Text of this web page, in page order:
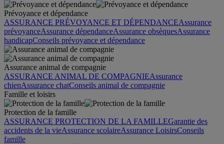
Prévoyance et dépendance
ASSURANCE PRÉVOYANCE ET DÉPENDANCEAssurance
prévoyanceAssurance dépendanceAssurance obsèquesAssurance
handicapConseils prévoyance et dépendance
Assurance animal de compagnie
ASSURANCE ANIMAL DE COMPAGNIEAssurance
chienAssurance chatConseils animal de compagnie
Famille et loisirs
Protection de la famille
ASSURANCE PROTECTION DE LA FAMILLEGarantie des
accidents de la vieAssurance scolaireAssurance LoisirsConseils
famille